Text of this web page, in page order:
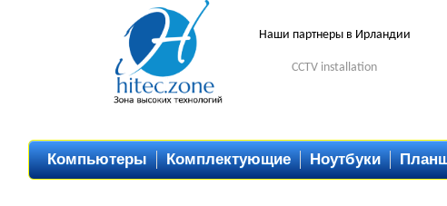
Наши партнеры в Ирландии
CCTV installation
Компьютеры Комплектующие Ноутбуки